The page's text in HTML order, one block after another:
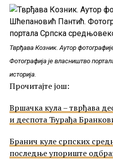
Тврђава Козник. Аутор
Фотографија је власништво
историја.
Прочитајте још:
Вршачка кула – тврђава
и деспота Ђурађа
Бранич куле српских
последње упориште